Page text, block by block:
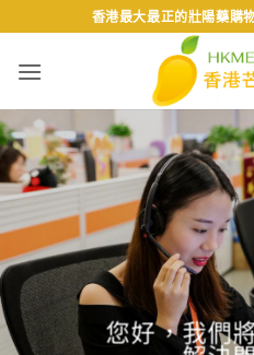
to
content
香港最大最正的壯陽藥購
您好，我們